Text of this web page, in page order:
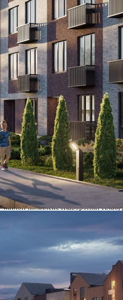
Москва / Московская обл
Получить контакты
Посмотреть на
Прямая продажа от застройщика!
площадью 3.91 кв. м на -1-м
Клаб»[#7378839#]
281 (+2)
Навигация
Характеристики
О помещении
Где находится
Контакты
Другие объявления
Характеристики помещения
№ объявления
120004
Дата размещения
25.06.2026
Город
Одинцово
Адрес
жилой комплекс Жаворонки Клаб,
Желаемый / подходящий вид
Не указано
Назначение
Не указано
Размер площади (м2)